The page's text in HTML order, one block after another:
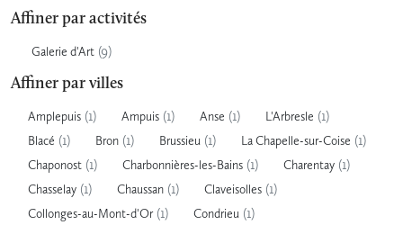
Affiner par activités
Galerie d'Art (9)
Affiner par villes
Amplepuis (1) Ampuis (1) Anse (1) L'Arbresle (1)
Blacé (1) Bron (1) Brussieu (1) La Chapelle-sur-Coise (1)
Chaponost (1) Charbonnières-les-Bains (1) Charentay (1)
Chasselay (1) Chaussan (1) Claveisolles (1)
Collonges-au-Mont-d'Or(1) Condrieu (1)